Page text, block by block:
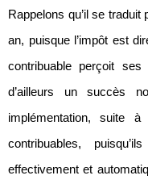
Rappelons qu’il se traduit
an, puisque l’impôt est
contribuable perçoit
d’ailleurs un succès
implémentation, suite
contribuables,
effectivement et